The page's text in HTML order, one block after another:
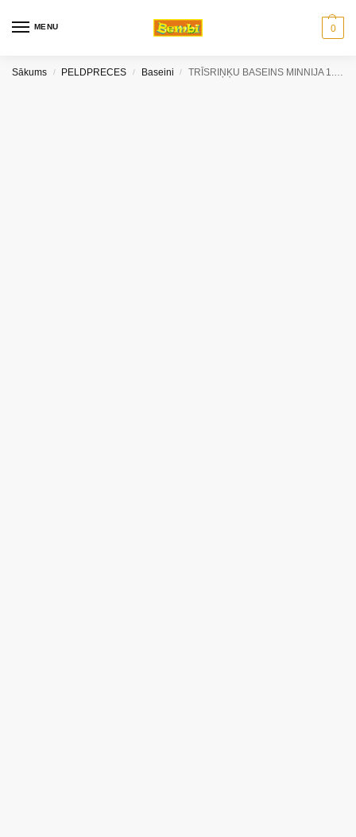
MENU 0
Sākums / PELDPRECES / Baseini / TRĪSRIŅĶU BASEINS MINNIJA 1.52m x H30cm